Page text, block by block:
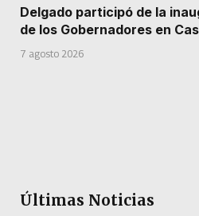
Delgado participó de la
de los Gobernadores en
7 agosto 2026
Últimas Noticias